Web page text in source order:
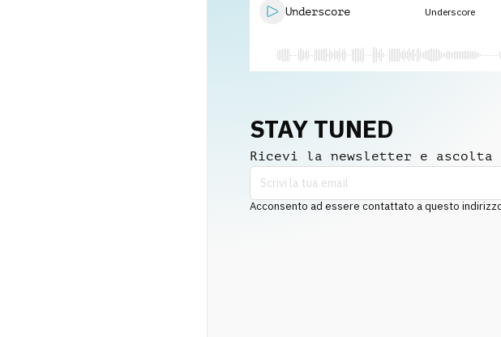
Underscore Underscore
STAY TUNED
Ricevi la newsletter e ascolta
Acconsento ad essere contattato a questo